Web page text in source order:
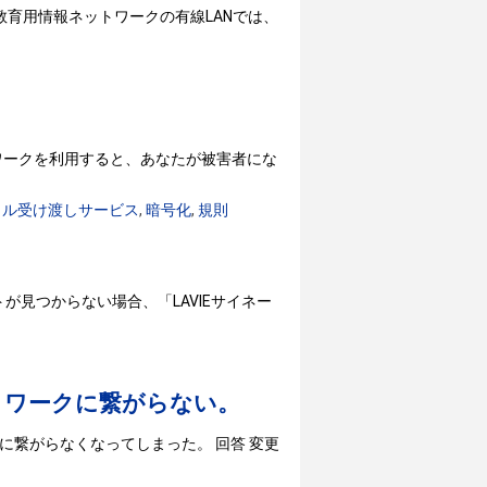
用情報ネットワークの有線LANでは、
クを利用すると、あなたが被害者にな
受け渡しサービス, 暗号化, 規則
見つからない場合、「LAVIEサイネー
ークに繋がらない。
繋がらなくなってしまった。 回答 変更